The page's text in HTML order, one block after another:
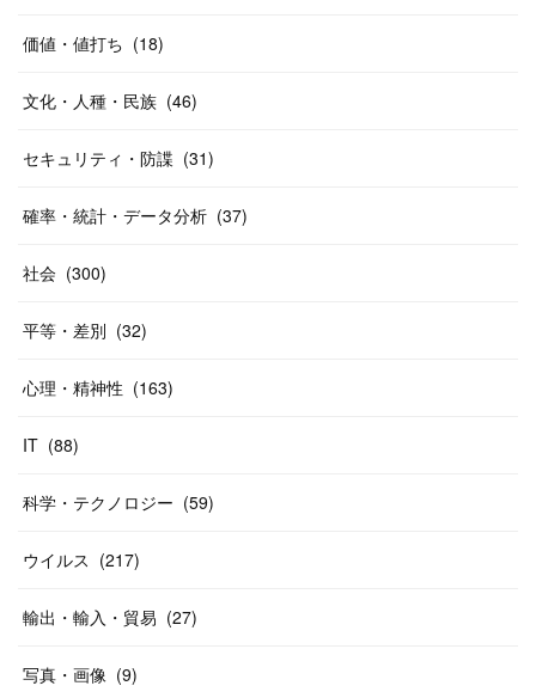
価値・値打ち (18)
文化・人種・民族 (46)
セキュリティ・防諜 (31)
確率・統計・データ分析 (37)
社会 (300)
平等・差別 (32)
心理・精神性 (163)
IT (88)
科学・テクノロジー (59)
ウイルス (217)
輸出・輸入・貿易 (27)
写真・画像 (9)